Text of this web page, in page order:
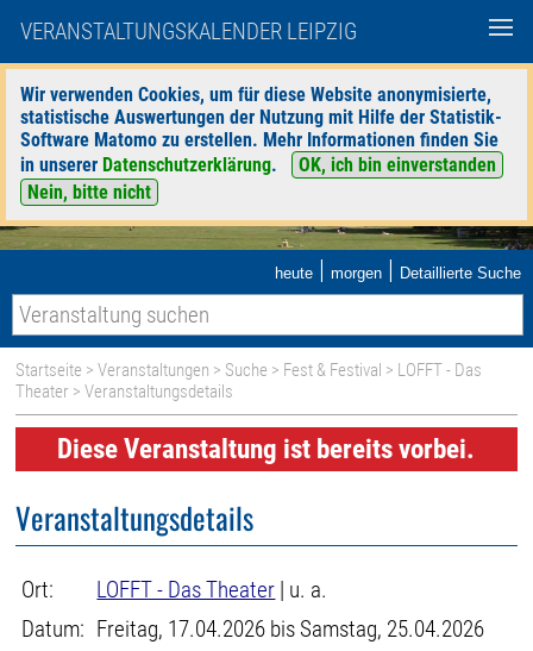
VERANSTALTUNGSKALENDER LEIPZIG
Wir verwenden Cookies, um für diese Website anonymisierte,
statistische Auswertungen der Nutzung mit Hilfe der Statistik-
Software Matomo zu erstellen. Mehr Informationen finden Sie
in unserer Datenschutzerklärung.
OK, ich bin einverstanden
Nein, bitte nicht
heute | morgen | Detaillierte Suche
Startseite >Veranstaltungen > Suche > Fest & Festival > LOFFT - Das
Theater > Veranstaltungsdetails
Diese Veranstaltung ist bereits vorbei.
Veranstaltungsdetails
Ort: LOFFT - Das Theater | u. a.
Datum: Freitag, 17.04.2026 bis Samstag, 25.04.2026